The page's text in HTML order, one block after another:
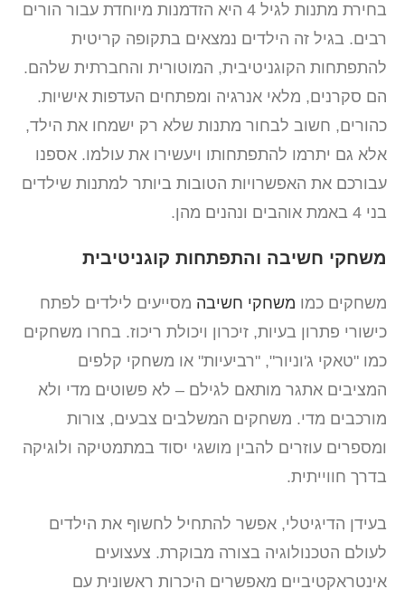
בחירת מתנות לגיל 4 היא הזדמנות מיוחדת עבור הורים
רבים. בגיל זה הילדים נמצאים בתקופה קריטית
להתפתחות הקוגניטיבית, המוטורית והחברתית שלהם.
הם סקרנים, מלאי אנרגיה ומפתחים העדפות אישיות.
כהורים, חשוב לבחור מתנות שלא רק ישמחו את הילד,
אלא גם יתרמו להתפתחותו ויעשירו את עולמו. אספנו
עבורכם את האפשרויות הטובות ביותר למתנות שילדים
בני 4 באמת אוהבים ונהנים מהן.
משחקי חשיבה והתפתחות קוגניטיבית
משחקים כמומשחקי חשיבהמסייעים לילדים לפתח
כישורי פתרון בעיות, זיכרון ויכולת ריכוז. בחרו משחקים
כמו "טאקי ג'וניור", "רביעיות" או משחקי קלפים
המציבים אתגר מותאם לגילם – לא פשוטים מדי ולא
מורכבים מדי. משחקים המשלבים צבעים, צורות
ומספרים עוזרים להבין מושגי יסוד במתמטיקה ולוגיקה
בדרך חווייתית.
בעידן הדיגיטלי, אפשר להתחיל לחשוף את הילדים
לעולם הטכנולוגיה בצורה מבוקרת. צעצועים
אינטראקטיביים מאפשרים היכרות ראשונית עם